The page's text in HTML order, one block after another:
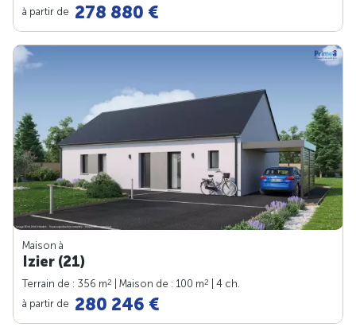
à partir de 278 880 €
Maison à
Izier (21)
Terrain de : 356 m2 | Maison de : 100 m2
| 4 ch.
à partir de 280 246 €